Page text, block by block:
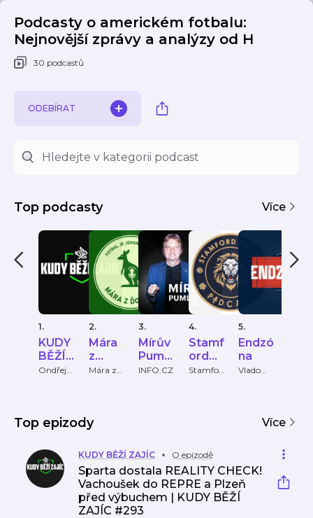
Podcasty o americkém fotbalu:
Nejnovější zprávy a analýzy od H
30 podcastů
ODEBÍRAT
Top podcasty Více
1.
KUDY
BĚŽÍ
ZAJÍC
Ondřej
2.
Mára
z
Ďolíčk
Mára z
3.
Mírův
Pumlí
č
INFO.CZ
4.
Stamf
ord
Bridg
Stamfor
5.
Endzó
na
Vlado
Top epizody Více
KUDY BĚŽÍ ZAJÍC O epizodě
Sparta dostala REALITY CHECK!
Vachoušek do REPRE a Plzeň
před výbuchem | KUDY BĚŽÍ
ZAJÍC #293